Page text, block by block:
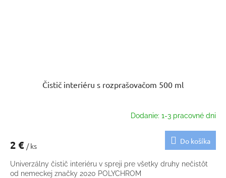
Čistič interiéru s rozprašovačom 500 ml
Dodanie: 1-3 pracovné dni
2 € / ks
Do košíka
Univerzálny čistič interiéru v spreji pre všetky druhy nečistôt
od nemeckej značky 2020 POLYCHROM